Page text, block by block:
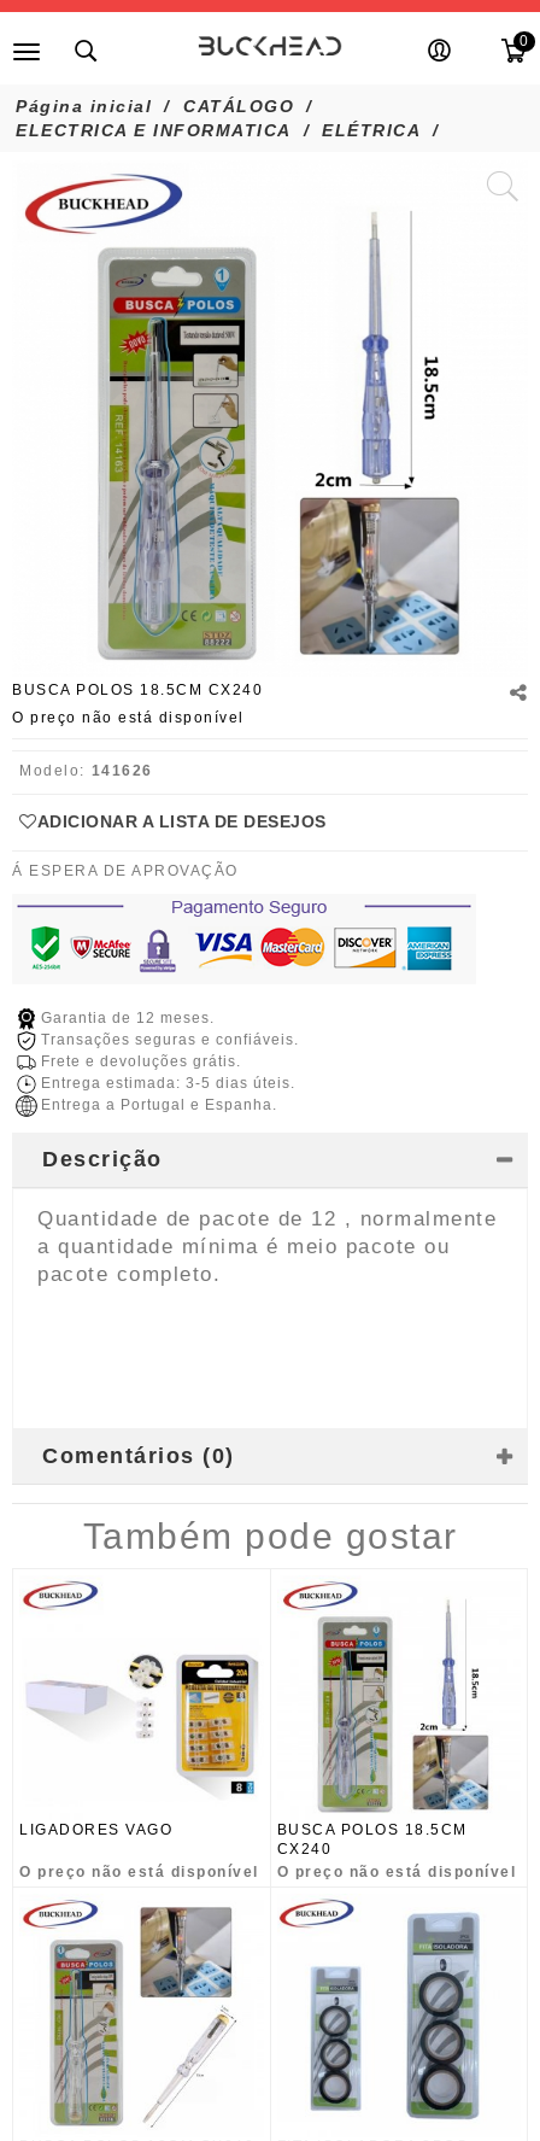
0
Página inicial
CATÁLOGO
ELECTRICA E INFORMATICA
ELÉTRICA
BUSCA POLOS 18.5CM CX240
O preço não está disponível
Modelo: 141626
ADICIONAR A LISTA DE DESEJOS
Á ESPERA DE APROVAÇÃO
Garantia de 12 meses.
Transações seguras e confiáveis.
Frete e devoluções grátis.
Entrega estimada: 3-5 dias úteis.
Entrega a Portugal e Espanha.
Descrição
Quantidade de pacote de 12 , normalmente
a quantidade mínima é meio pacote ou
pacote completo.
Comentários (0)
Também pode gostar
LIGADORES VAGO
O preço não está disponível
BUSCA POLOS 18.5CM
CX240
O preço não está disponível